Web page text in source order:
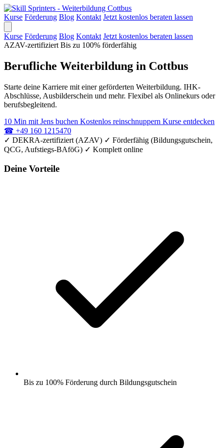
Kurse Förderung Blog Kontakt Jetzt kostenlos beraten lassen
Kurse Förderung Blog Kontakt Jetzt kostenlos beraten lassen
AZAV-zertifiziert Bis zu 100% förderfähig
Berufliche Weiterbildung in Cottbus
Starte deine Karriere mit einer geförderten Weiterbildung. IHK-
Abschlüsse, Ausbilderschein und mehr. Flexibel als Onlinekurs oder
berufsbegleitend.
10 Min mit Jens buchen Kostenlos reinschnuppern Kurse entdecken
☎ +49 160 1215470
✓ DEKRA-zertifiziert (AZAV) ✓ Förderfähig (Bildungsgutschein,
QCG, Aufstiegs-BAföG) ✓ Komplett online
Deine Vorteile
Bis zu 100% Förderung durch Bildungsgutschein